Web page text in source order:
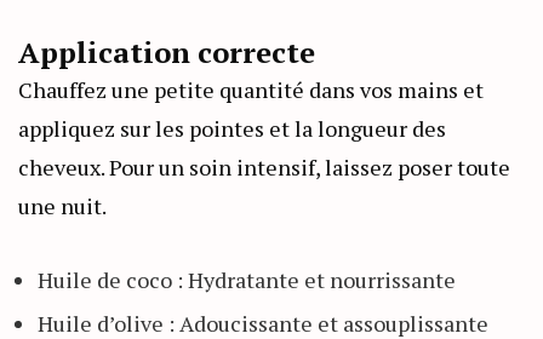
Application correcte
Chauffez une petite quantité dans vos mains et
appliquez sur les pointes et la longueur des
cheveux. Pour un soin intensif, laissez poser toute
une nuit.
Huile de coco : Hydratante et nourrissante
Huile d’olive : Adoucissante et assouplissante